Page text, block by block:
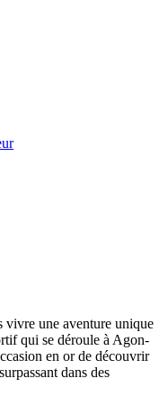
vivre une aventure unique
qui se déroule à Agon-
en or de découvrir
dans des